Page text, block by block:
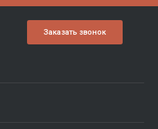
Заказать звонок